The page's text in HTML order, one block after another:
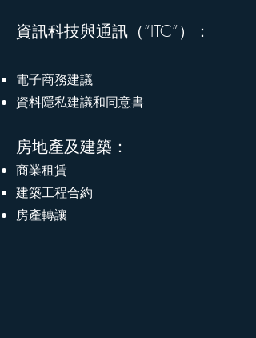
資訊科技與通訊（“ITC”）：
電子商務建議
資料隱私建議和同意書
房地產及建築：
商業租賃
建築工程合約
房產轉讓